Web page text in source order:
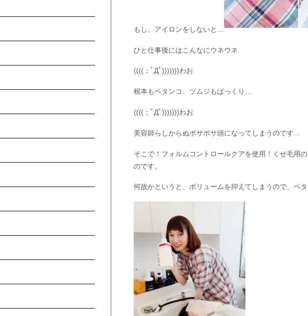
もし、アイロンをしないと…
ひと仕事後にはこんなにウネウネ
((((；ﾟДﾟ)))))))わお
根本もペタンコ、ツムジもぱっくり…
((((；ﾟДﾟ)))))))わお
美容師らしからぬボサボサ頭になってしまうのです…
そこで！フォルムコントロールクアを使用！くせ毛用
のです。
何故かというと、ボリュームを抑えてしまうので、ペ